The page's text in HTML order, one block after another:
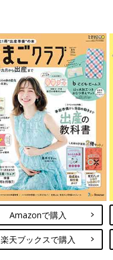
Amazonで購入
楽天ブックスで購入